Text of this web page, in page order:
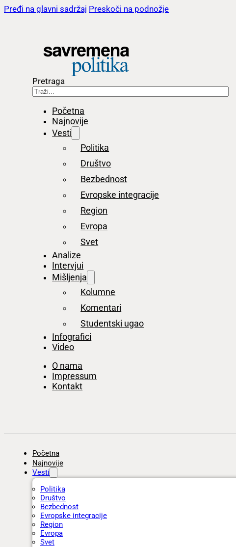
Pređi na glavni sadržaj Preskoči na podnožje
Pretraga
Početna
Najnovije
Vesti
Politika
Društvo
Bezbednost
Evropske integracije
Region
Evropa
Svet
Analize
Intervjui
Mišljenja
Kolumne
Komentari
Studentski ugao
Infografici
Video
O nama
Impressum
Kontakt
Početna
Najnovije
Vesti
Politika
Društvo
Bezbednost
Evropske integracije
Region
Evropa
Svet